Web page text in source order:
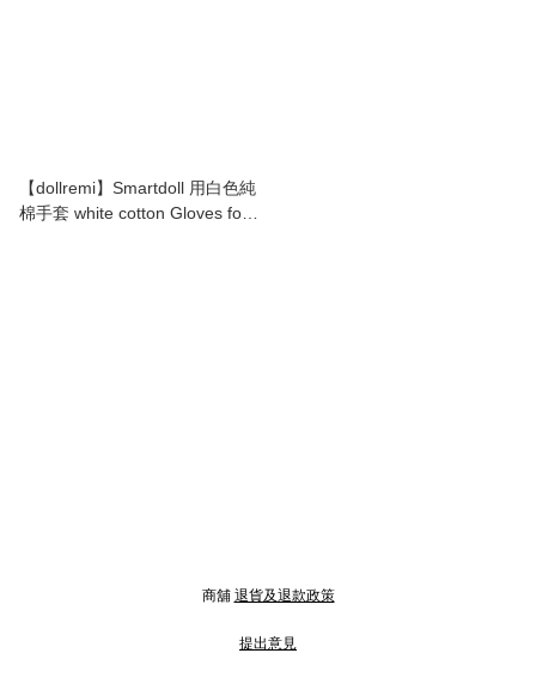
【dollremi】Smartdoll 用白色純
棉手套 white cotton Gloves for
商舖 退貨及退款政策
提出意見